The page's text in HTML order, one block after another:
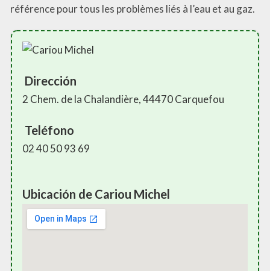
référence pour tous les problèmes liés à l’eau et au gaz.
Dirección
2 Chem. de la Chalandière, 44470 Carquefou
Teléfono
02 40 50 93 69
Ubicación de Cariou Michel